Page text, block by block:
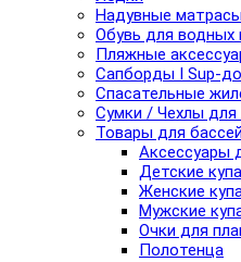
Надувные
Обувь для водных
Пляжные
Сапборды I Sup-
Спасательные
Сумки / Чехлы
Товары для
Аксессуары
Детские
Женские
Мужские
Очки для
Полотенца